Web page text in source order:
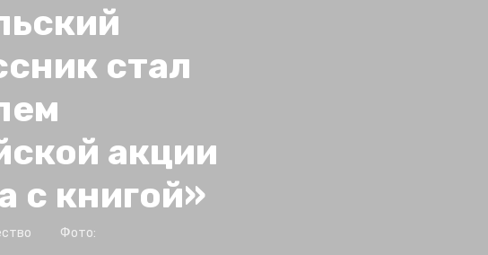
стал
акции
с книгой»
Фото: